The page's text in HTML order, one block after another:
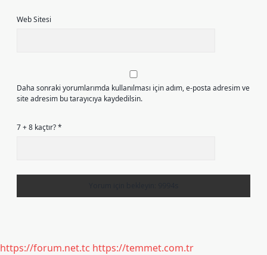
Web Sitesi
Daha sonraki yorumlarımda kullanılması için adım, e-posta adresim ve
site adresim bu tarayıcıya kaydedilsin.
7 + 8 kaçtır?*
https://forum.net.tc https://temmet.com.tr